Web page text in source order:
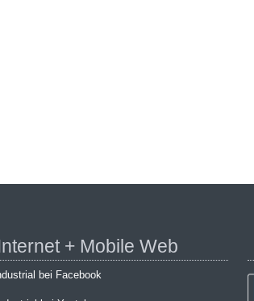
+ Mobile Web
bei Facebook